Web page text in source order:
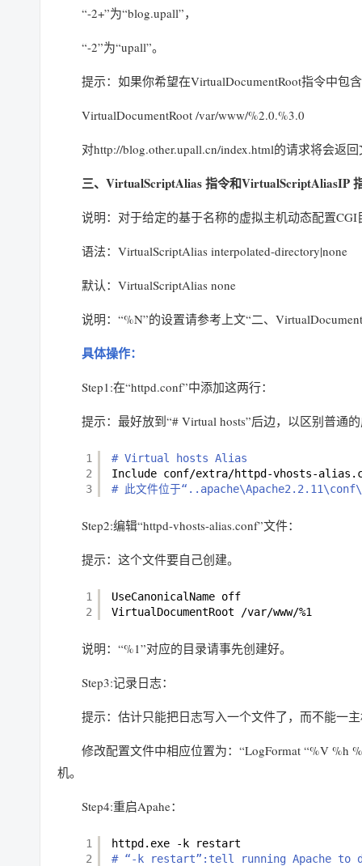
“-2+”为“blog.upall”，
“-2”为“upall”。
提示：如果你希望在VirtualDocumentRoot指令中包
VirtualDocumentRoot /var/www/%2.0.%3.0
对http://blog.other.upall.cn/index.html的请求将会返
三、VirtualScriptAlias 指令和VirtualScriptAliasIP
说明：对于给定的基于名称的虚拟主机动态配置CGI
语法：VirtualScriptAlias interpolated-directory|none
默认：VirtualScriptAlias none
说明：“%N”的设置请参考上文“二、
具体操作：
Step1:在“httpd.conf”中添加这两行：
提示：最好放到“# Virtual hosts”后边，以区别普通
1
2
3
# Virtual hosts Alias
Include conf/extra/httpd-vhosts-alias
# 此文件位于
Step2:编辑“httpd-vhosts-alias.conf”文件：
提示：这个文件要自己创建。
1
2
UseCanonicalName off
VirtualDocumentRoot
/var/www/%1
说明：“%1”对应的目录请事先创建好。
Step3:记录日志：
提示：估计只能把日志写入一个文件了，而不能一
修改配置文件中相应位置为：“LogFormat “%V
机。
Step4:重启Apahe：
1
2
httpd.exe -k restart
# “-k restart”:tell running Apache to